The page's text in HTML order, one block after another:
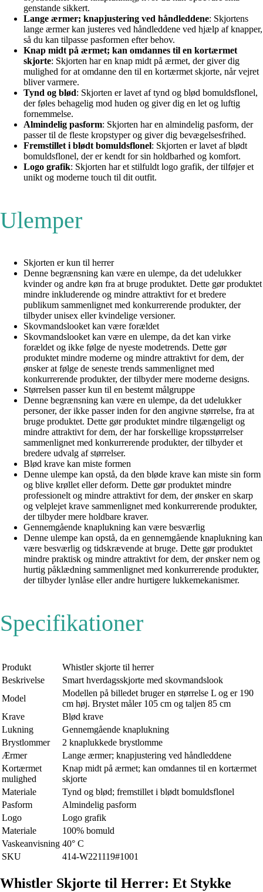
genstande sikkert.
Lange ærmer; knapjustering ved håndleddene: Skjortens
lange ærmer kan justeres ved håndleddene ved hjælp af knapper,
så du kan tilpasse pasformen efter behov.
Knap midt på ærmet; kan omdannes til en kortærmet
skjorte: Skjorten har en knap midt på ærmet, der giver dig
mulighed for at omdanne den til en kortærmet skjorte, når vejret
bliver varmere.
Tynd og blød: Skjorten er lavet af tynd og blød bomuldsflonel,
der føles behagelig mod huden og giver dig en let og luftig
fornemmelse.
Almindelig pasform: Skjorten har en almindelig pasform, der
passer til de fleste kropstyper og giver dig bevægelsesfrihed.
Fremstillet i blødt bomuldsflonel: Skjorten er lavet af blødt
bomuldsflonel, der er kendt for sin holdbarhed og komfort.
Logo grafik: Skjorten har et stilfuldt logo grafik, der tilføjer et
unikt og moderne touch til dit outfit.
Ulemper
Skjorten er kun til herrer
Denne begrænsning kan være en ulempe, da det udelukker
kvinder og andre køn fra at bruge produktet. Dette gør produktet
mindre inkluderende og mindre attraktivt for et bredere
publikum sammenlignet med konkurrerende produkter, der
tilbyder unisex eller kvindelige versioner.
Skovmandslooket kan være forældet
Skovmandslooket kan være en ulempe, da det kan virke
forældet og ikke følge de nyeste modetrends. Dette gør
produktet mindre moderne og mindre attraktivt for dem, der
ønsker at følge de seneste trends sammenlignet med
konkurrerende produkter, der tilbyder mere moderne designs.
Størrelsen passer kun til en bestemt målgruppe
Denne begrænsning kan være en ulempe, da det udelukker
personer, der ikke passer inden for den angivne størrelse, fra at
bruge produktet. Dette gør produktet mindre tilgængeligt og
mindre attraktivt for dem, der har forskellige kropsstørrelser
sammenlignet med konkurrerende produkter, der tilbyder et
bredere udvalg af størrelser.
Blød krave kan miste formen
Denne ulempe kan opstå, da den bløde krave kan miste sin form
og blive krøllet eller deform. Dette gør produktet mindre
professionelt og mindre attraktivt for dem, der ønsker en skarp
og velplejet krave sammenlignet med konkurrerende produkter,
der tilbyder mere holdbare kraver.
Gennemgående knaplukning kan være besværlig
Denne ulempe kan opstå, da en gennemgående knaplukning kan
være besværlig og tidskrævende at bruge. Dette gør produktet
mindre praktisk og mindre attraktivt for dem, der ønsker nem og
hurtig påklædning sammenlignet med konkurrerende produkter,
der tilbyder lynlåse eller andre hurtigere lukkemekanismer.
Specifikationer
Produkt
Whistler skjorte til herrer
Beskrivelse
Smart hverdagsskjorte med skovmandslook
Model
Modellen på billedet bruger en størrelse L og er 190
cm høj. Brystet måler 105 cm og taljen 85 cm
Krave
Blød krave
Lukning
Gennemgående knaplukning
Brystlommer
2 knaplukkede brystlomme
Ærmer
Lange ærmer; knapjustering ved håndleddene
Kortærmet
mulighed
Knap midt på ærmet; kan omdannes til en kortærmet
skjorte
Materiale
Tynd og blød; fremstillet i blødt bomuldsflonel
Pasform
Almindelig pasform
Logo
Logo grafik
Materiale
100% bomuld
Vaskeanvisning 40° C
SKU
414-W221119#1001
Whistler Skjorte til Herrer: Et Stykke